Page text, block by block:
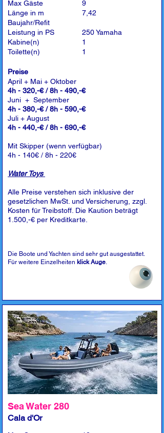
Max Gäste
Länge in m
Baujahr/Refit
Leistung in PS
Kabine(n)
Toilette(n)
9
7,42
250 Yamaha
1
1
Preise
April + Mai + Oktober
4h - 320,-€ / 8h - 490,-€
Juni + September
4h - 380,-€ / 8h - 590,-€
Juli + August
4h - 440,-€ / 8h - 690,-€
Mit Skipper (wenn verfügbar)
4h - 140€ / 8h - 220€
Water Toys
Alle Preise verstehen sich inklusive der
gesetzlichen MwSt. und Versicherung, zzgl.
Kosten für Treibstoff. Die Kaution beträgt
1.500,-€ per Kreditkarte.
Die Boote und Yachten sind sehr gut ausgestattet.
Für weitere Einzelheiten klick Auge.
Sea Water 280
Cala d'Or